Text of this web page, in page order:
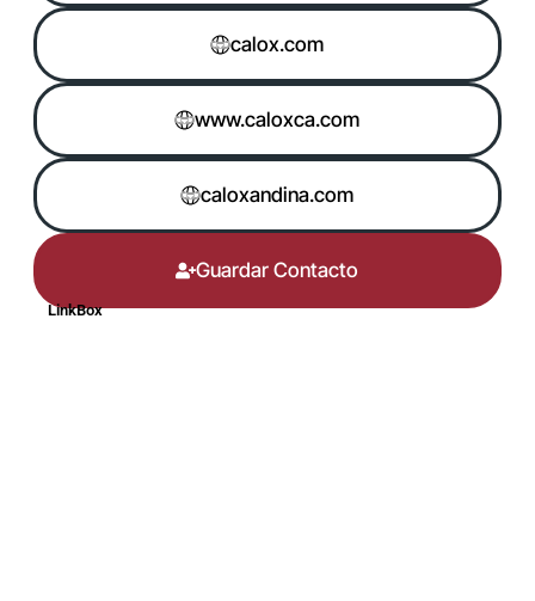
calox.com
www.caloxca.com
caloxandina.com
Guardar Contacto
LinkBox